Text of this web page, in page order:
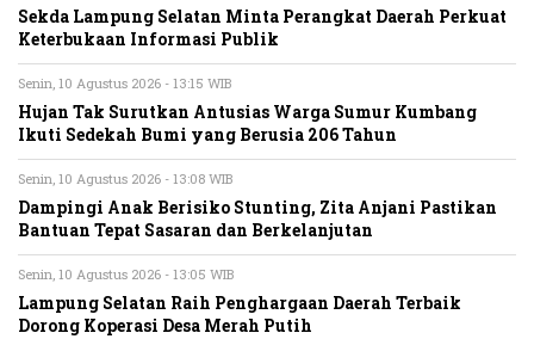
Sekda Lampung Selatan Minta Perangkat Daerah Perkuat
Keterbukaan Informasi Publik
Senin, 10 Agustus 2026 - 13:15 WIB
Hujan Tak Surutkan Antusias Warga Sumur Kumbang
Ikuti Sedekah Bumi yang Berusia 206 Tahun
Senin, 10 Agustus 2026 - 13:08 WIB
Dampingi Anak Berisiko Stunting, Zita Anjani Pastikan
Bantuan Tepat Sasaran dan Berkelanjutan
Senin, 10 Agustus 2026 - 13:05 WIB
Lampung Selatan Raih Penghargaan Daerah Terbaik
Dorong Koperasi Desa Merah Putih